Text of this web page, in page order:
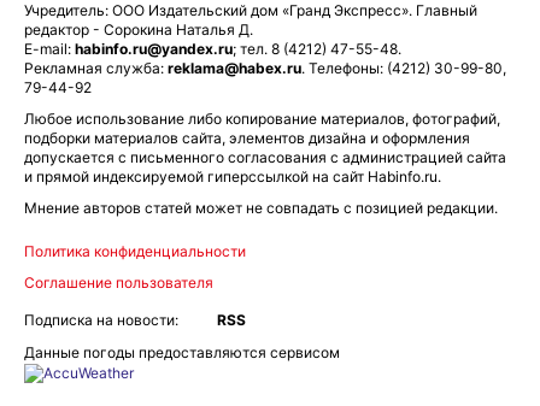
Учредитель: ООО Издательский дом «Гранд Экспресс». Главный
редактор - Сорокина Наталья Д.
E-mail: habinfo.ru@yandex.ru; тел. 8 (4212) 47-55-48.
Рекламная служба: reklama@habex.ru. Телефоны: (4212) 30-99-80,
79-44-92
Любое использование либо копирование материалов, фотографий,
подборки материалов сайта, элементов дизайна и оформления
допускается с письменного согласования с администрацией сайта
и прямой индексируемой гиперссылкой на сайт Habinfo.ru.
Мнение авторов статей может не совпадать с позицией редакции.
Политика конфиденциальности
Соглашение пользователя
Подписка на новости:
RSS
Данные погоды предоставляются сервисом